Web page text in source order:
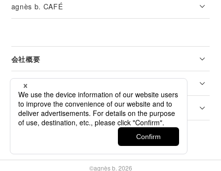
agnès b. CAFÉ
会社概要
リーガル
カスタマーサービス
©agnès b. 2026